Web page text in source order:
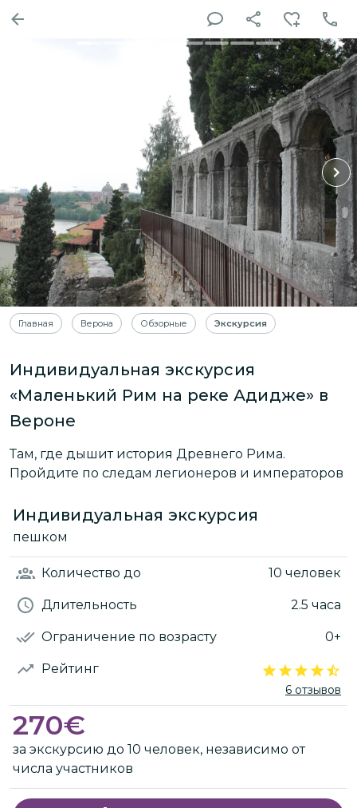
Главная Верона Обзорные Экскурсия
Индивидуальная экскурсия
«Маленький Рим на реке Адидже» в
Вероне
Там, где дышит история Древнего Рима.
Пройдите по следам легионеров и императоров
Индивидуальная экскурсия
пешком
Количество до 10 человек
Длительность 2.5 часа
Ограничение по возрасту 0+
Рейтинг
6 отзывов
270€
за экскурсию до 10 человек, независимо от
числа участников